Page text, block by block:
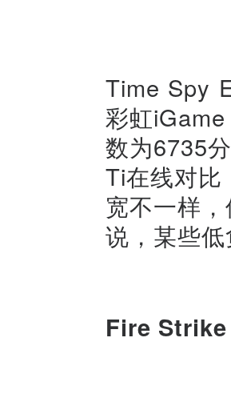
Time Spy
彩虹
数为6735
Ti在线对比
宽不一样
说，某些
Fire Strike